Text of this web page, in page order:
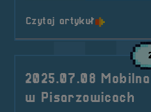
Czytaj artykuło tytule
2025.07.08
w Pisarzowicach